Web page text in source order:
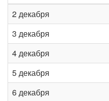
2 декабря
3 декабря
4 декабря
5 декабря
6 декабря